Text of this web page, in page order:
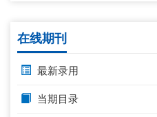
在线期刊
最新录用
当期目录